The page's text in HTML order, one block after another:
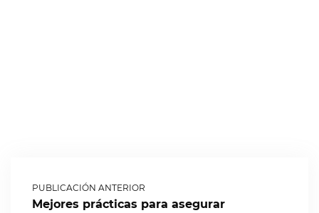
PUBLICACIÓN ANTERIOR
Mejores prácticas para asegurar